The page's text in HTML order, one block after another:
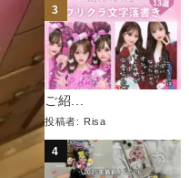
ご紹...
投稿者: Risa